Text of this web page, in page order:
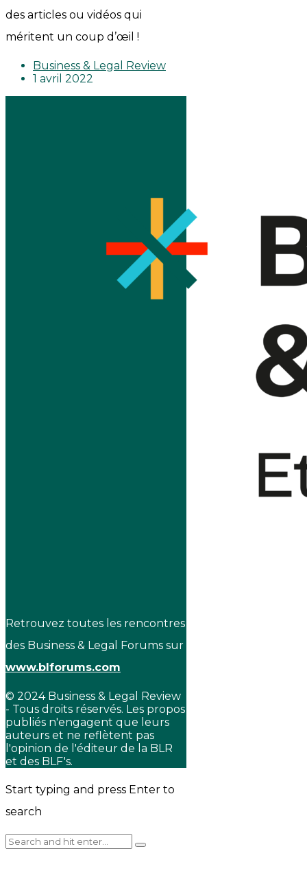
des articles ou vidéos qui
méritent un coup d’œil !
Business & Legal Review
1 avril 2022
Retrouvez toutes les rencontres
des Business & Legal Forums sur
www.blforums.com
© 2024 Business & Legal Review
- Tous droits réservés. Les propos
publiés n'engagent que leurs
auteurs et ne reflètent pas
l'opinion de l'éditeur de la BLR
et des BLF's.
Start typing and press Enter to
search